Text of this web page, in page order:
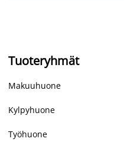
Tuoteryhmät
Makuuhuone
Kylpyhuone
Työhuone